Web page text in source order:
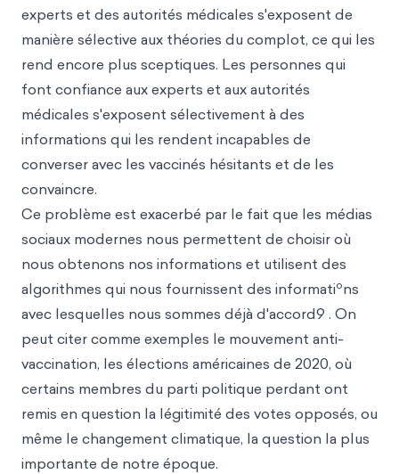
experts et des autorités médicales s'exposent de
manière sélective aux théories du complot, ce qui les
rend encore plus sceptiques. Les personnes qui
font confiance aux experts et aux autorités
médicales s'exposent sélectivement à des
informations qui les rendent incapables de
converser avec les vaccinés hésitants et de les
convaincre.
Ce problème est exacerbé par le fait que les médias
sociaux modernes nous permettent de choisir où
nous obtenons nos informations et utilisent des
algorithmes qui nous fournissent des informations
avec lesquelles nous sommes déjà d'accord9 . On
peut citer comme exemples le mouvement anti-
vaccination, les élections américaines de 2020, où
certains membres du parti politique perdant ont
remis en question la légitimité des votes opposés, ou
même le changement climatique, la question la plus
importante de notre époque.